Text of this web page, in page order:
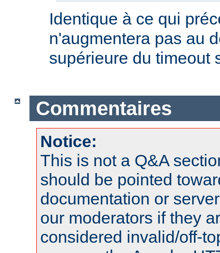
Identique à ce qui
n'augmentera pas au
supérieure du timeout
Commentaires
Notice:
This is not a Q&A
should be pointed
documentation or
our moderators if they
considered invalid/off-